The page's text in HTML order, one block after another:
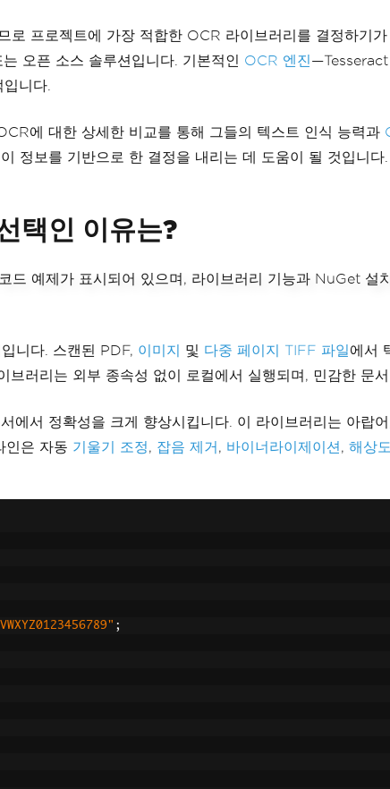
로 프로젝트에 가장 적합한 OCR 라이브러리를 결정하기
오픈 소스 솔루션입니다. 기본적인 OCR 엔진—Tesseract
니다.
에 대한 상세한 비교를 통해 그들의 텍스트 인식 능력과
정보를 기반으로 한 결정을 내리는 데 도움이 될 것입니다.
택인 이유는?
니다. 스캔된 PDF, 이미지 및 다중 페이지 TIFF 파일에서
브러리는 외부 종속성 없이 로컬에서 실행되며, 민감한 문
에서 정확성을 크게 향상시킵니다. 이 라이브러리는 아랍
인은 자동 기울기 조정, 잡음 제거 , 바이너라이제이션 , 해상
;